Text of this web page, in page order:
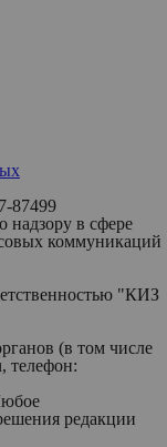
87499
надзору в сфере
коммуникаций
"КИЗ
(в том числе
телефон:
редакции